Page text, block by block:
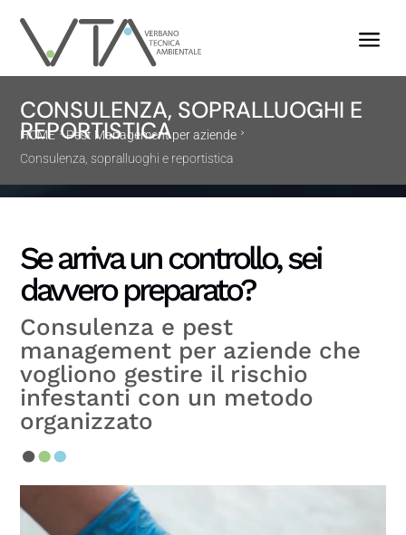
a
CONSULENZA, SOPRALLUOGHI E
REPORTISTICA
HOME
Pest Management per aziende
Consulenza, sopralluoghi e reportistica
Se arriva un controllo, sei
davvero preparato?
Consulenza e pest
management per aziende che
vogliono gestire il rischio
infestanti con un metodo
organizzato